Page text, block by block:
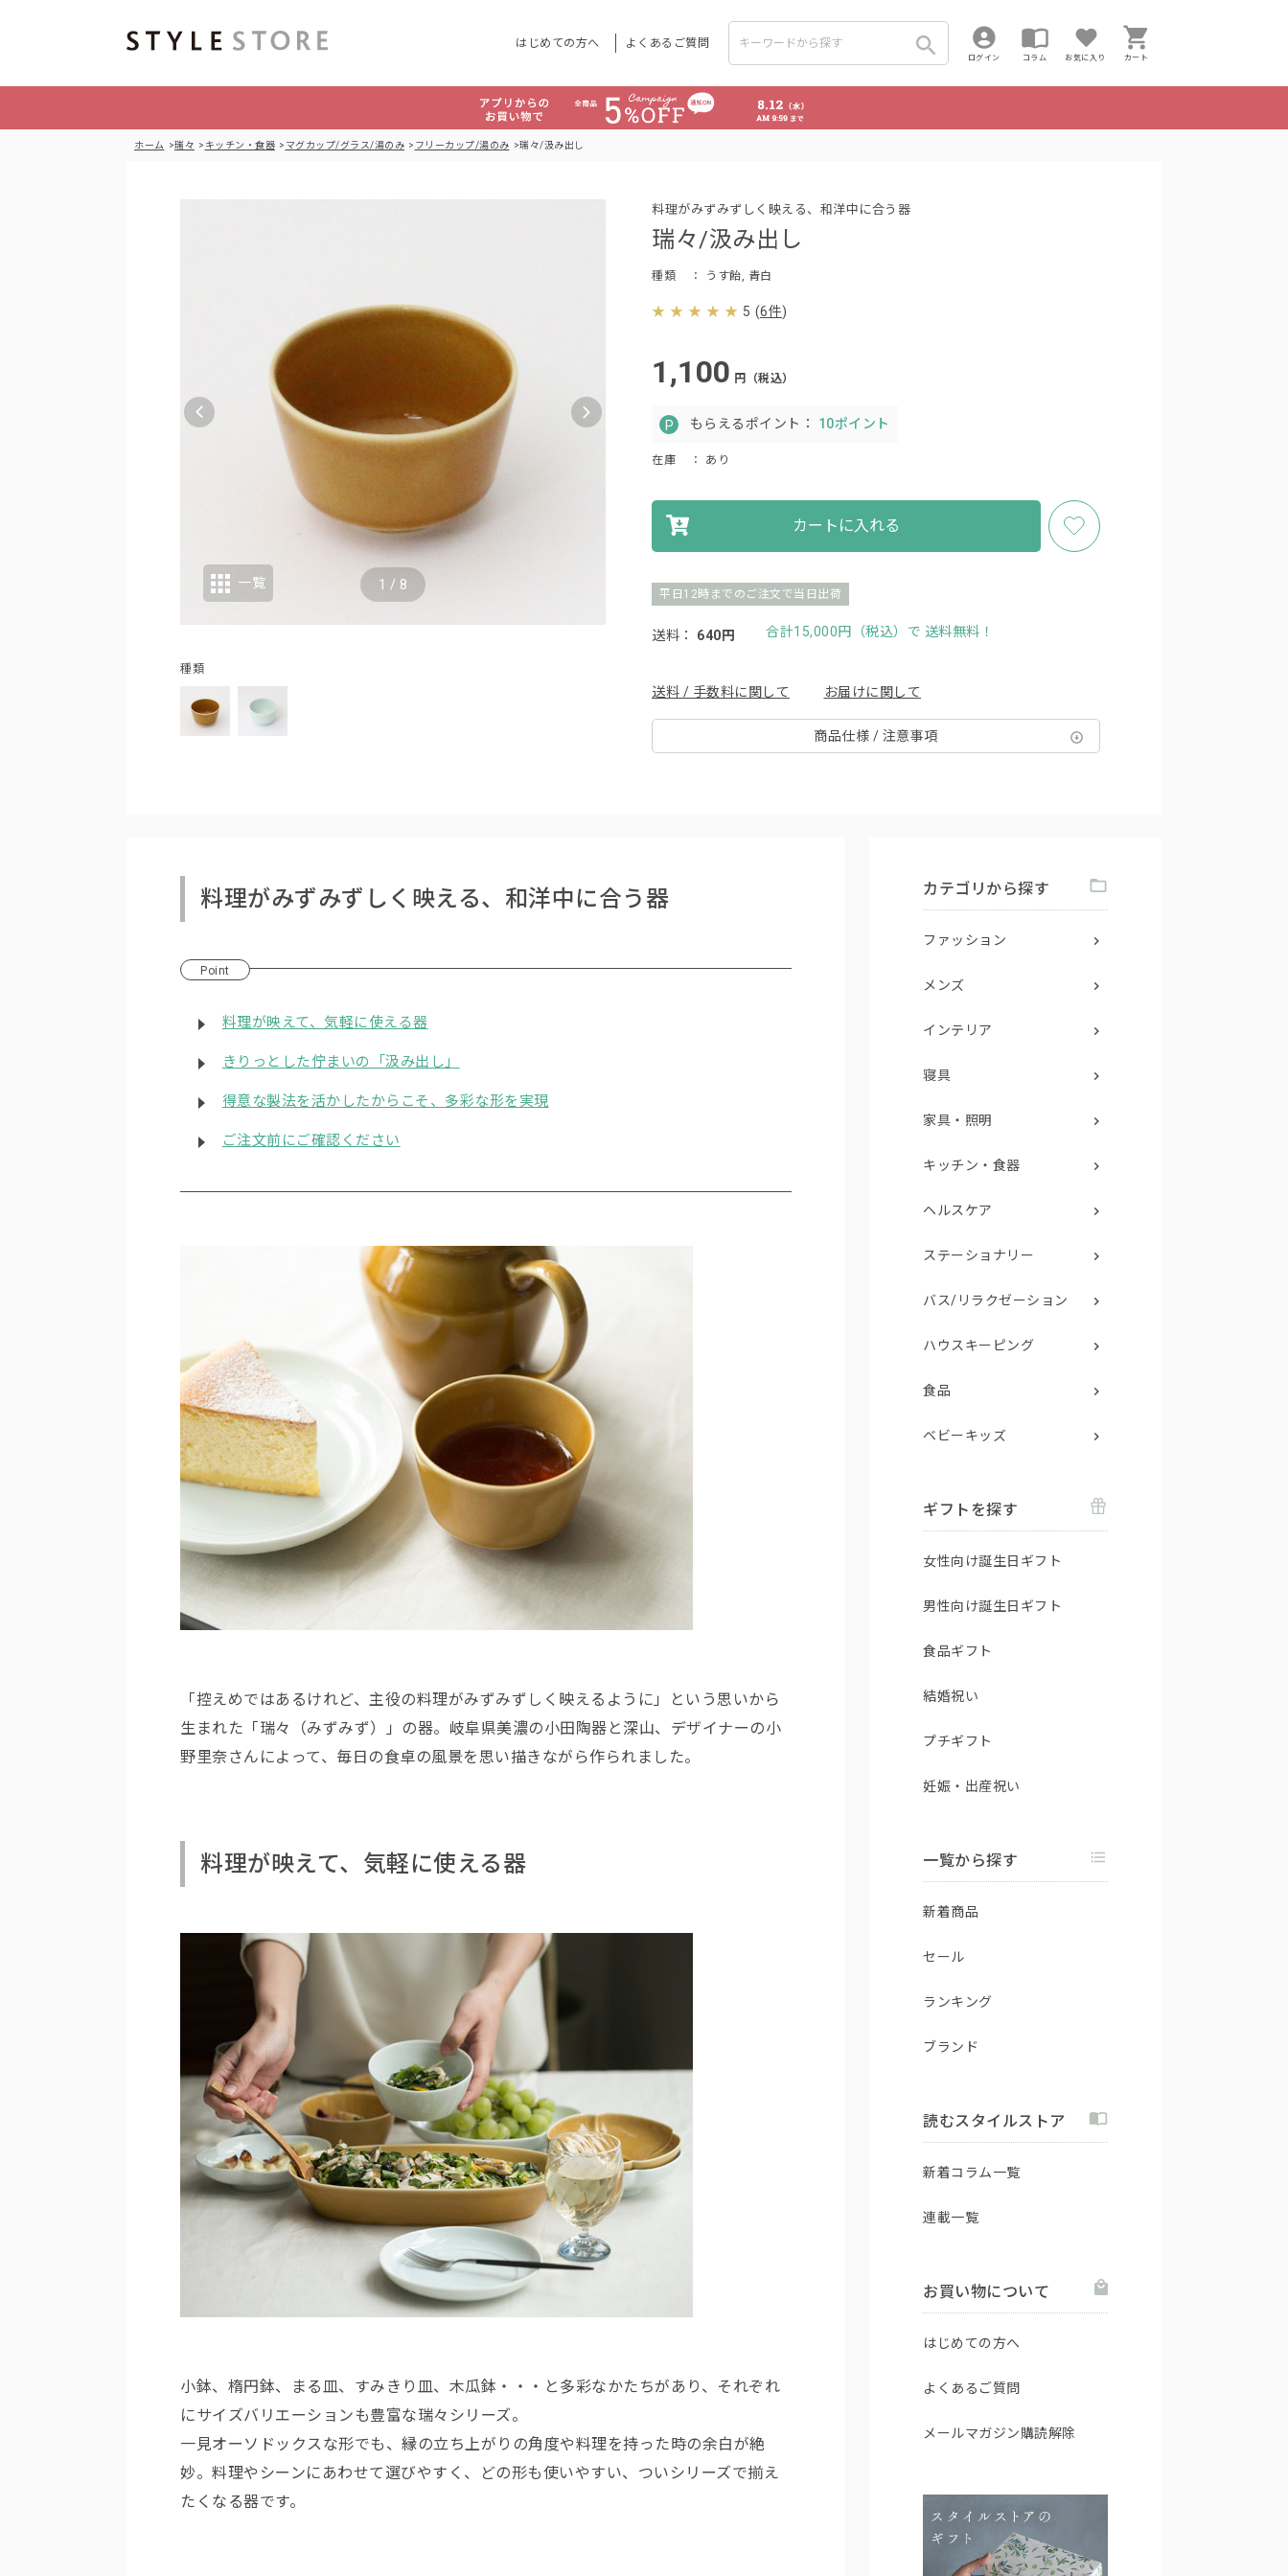
はじめての方へ よくあるご質問
ログイン コラム お気に入り カート
ホーム 瑞々 キッチン・食器 マグカップ/グラス/湯のみ フリーカップ/湯のみ 瑞々/汲み出し
瑞々/汲み出し
料理がみずみずしく映える、和洋中に合う器
種類 ： うす飴, 青白
5 (6件)
1,100 円（税込）
もらえるポイント： 10ポイント
在庫 ： あり
カートに入れる
平日12時までのご注文で当日出荷
送料： 640円 合計15,000円（税込）で 送料無料！
送料 / 手数料に関して お届けに関して
商品仕様 / 注意事項
1 / 8
一覧
種類
料理がみずみずしく映える、和洋中に合う器
Point
料理が映えて、気軽に使える器
きりっとした佇まいの「汲み出し」
得意な製法を活かしたからこそ、多彩な形を実現
ご注文前にご確認ください
「控えめではあるけれど、主役の料理がみずみずしく映えるように」という思いから
生まれた「瑞々（みずみず）」の器。岐阜県美濃の小田陶器と深山、デザイナーの小
野里奈さんによって、毎日の食卓の風景を思い描きながら作られました。
料理が映えて、気軽に使える器
小鉢、楕円鉢、まる皿、すみきり皿、木瓜鉢・・・と多彩なかたちがあり、それぞれ
にサイズバリエーションも豊富な瑞々シリーズ。
一見オーソドックスな形でも、縁の立ち上がりの角度や料理を持った時の余白が絶
妙。料理やシーンにあわせて選びやすく、どの形も使いやすい、ついシリーズで揃え
たくなる器です。
カテゴリから探す
ファッション
メンズ
インテリア
寝具
家具・照明
キッチン・食器
ヘルスケア
ステーショナリー
バス/リラクゼーション
ハウスキーピング
食品
ベビーキッズ
ギフトを探す
女性向け誕生日ギフト
男性向け誕生日ギフト
食品ギフト
結婚祝い
プチギフト
妊娠・出産祝い
一覧から探す
新着商品
セール
ランキング
ブランド
読むスタイルストア
新着コラム一覧
連載一覧
お買い物について
はじめての方へ
よくあるご質問
メールマガジン購読解除